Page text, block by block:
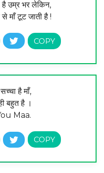
उम्र भर लेकिन,
माँ टूट जाती है !
है माँ,
बहुत है ।
Maa.